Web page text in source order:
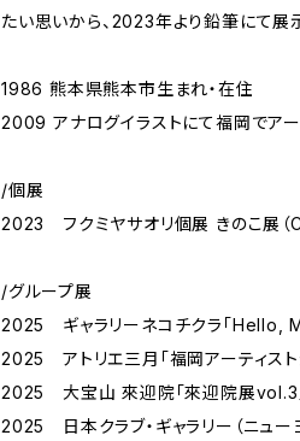
たい思いから、2023年より鉛筆にて展
1986 熊本県熊本市生まれ・在住
2009 アナログイラストにて福岡でア
/個展
2023 フクミヤサオリ個展 きのこ展（
/グループ展
2025 ギャラリーネコチクラ「Hello,
2025 アトリエ三月「福岡アーティ
2025 大宝山 來迎院「來迎院展vol.3
2025 日本クラブ・ギャラリー（ニュー